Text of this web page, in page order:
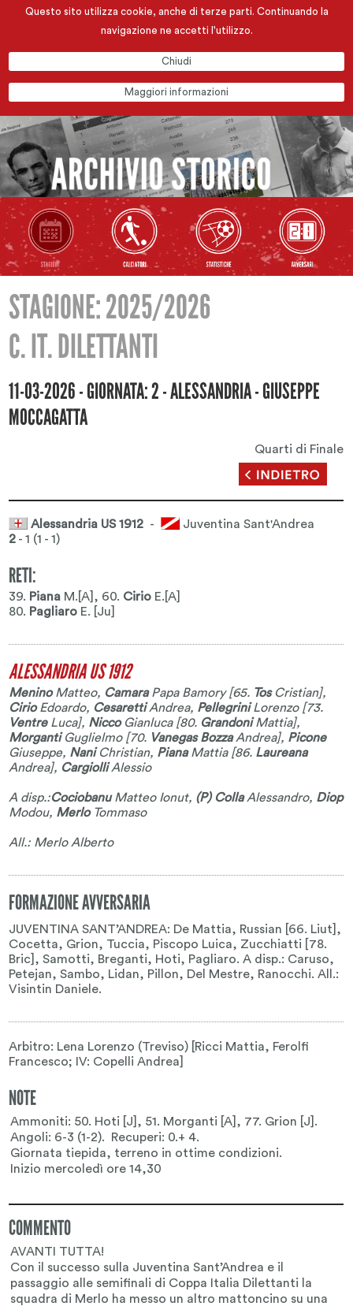
Questo sito utilizza cookie, anche di terze parti. Continuando la
navigazione ne accetti l'utilizzo.
Chiudi
Maggiori informazioni
STAGIONE: 2025/2026
C. IT. DILETTANTI
11-03-2026 - GIORNATA: 2 - ALESSANDRIA - GIUSEPPE
MOCCAGATTA
Quarti di Finale
Alessandria US 1912 -
Juventina Sant'Andrea
2 - 1 (1 - 1)
RETI:
39. Piana M.[A] , 60. Cirio E.[A]
80. Pagliaro E. [Ju]
ALESSANDRIA US 1912
MeninoMatteo, CamaraPapa Bamory[65. TosCristian],
CirioEdoardo, CesarettiAndrea, PellegriniLorenzo[73.
VentreLuca], NiccoGianluca[80. GrandoniMattia],
MorgantiGuglielmo[70. Vanegas BozzaAndrea], Picone
Giuseppe, NaniChristian, PianaMattia[86. Laureana
Andrea], CargiolliAlessio
A disp.:CociobanuMatteo Ionut, (P) CollaAlessandro, Diop
Modou, MerloTommaso
All.: Merlo Alberto
FORMAZIONE AVVERSARIA
JUVENTINA SANT’ANDREA: De Mattia, Russian [66. Liut],
Cocetta, Grion, Tuccia, Piscopo Luica, Zucchiatti [78.
Bric], Samotti, Breganti, Hoti, Pagliaro. A disp.: Caruso,
Petejan, Sambo, Lidan, Pillon, Del Mestre, Ranocchi. All.:
Visintin Daniele.
Arbitro: Lena Lorenzo (Treviso) [Ricci Mattia, Ferolfi
Francesco; IV: Copelli Andrea]
NOTE
COMMENTO